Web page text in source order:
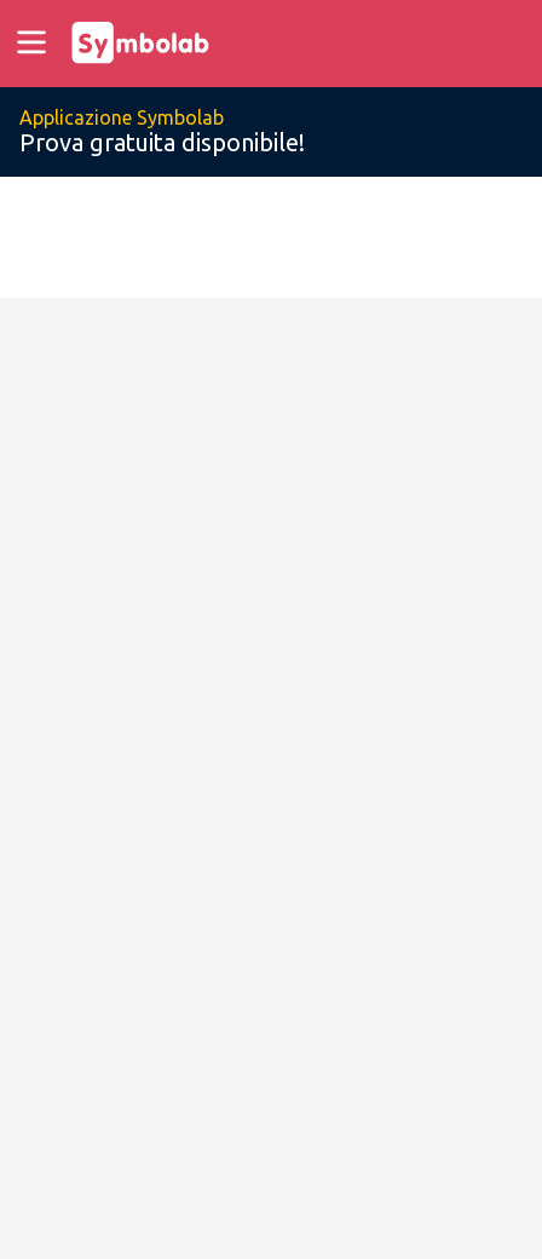
Applicazione Symbolab
Prova gratuita disponibile!